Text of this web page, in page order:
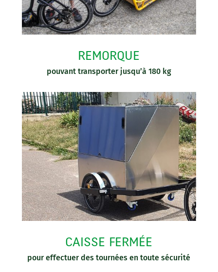
REMORQUE
pouvant transporter jusqu’à 180 kg
CAISSE FERMÉE
pour effectuer des tournées en toute sécurité